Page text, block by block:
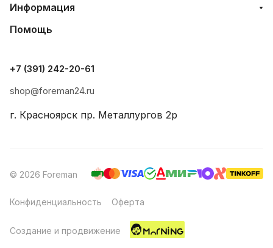
Информация
Помощь
+7 (391) 242-20-61
shop@foreman24.ru
г. Красноярск пр. Металлургов 2р
© 2026 Foreman
Конфиденциальность Оферта
Создание и продвижение